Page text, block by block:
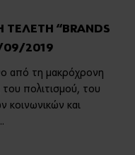
ΤΕΛΕΤΗ “BRANDS
09/2019
από τη μακρόχρονη
του πολιτισμού, του
κοινωνικών και